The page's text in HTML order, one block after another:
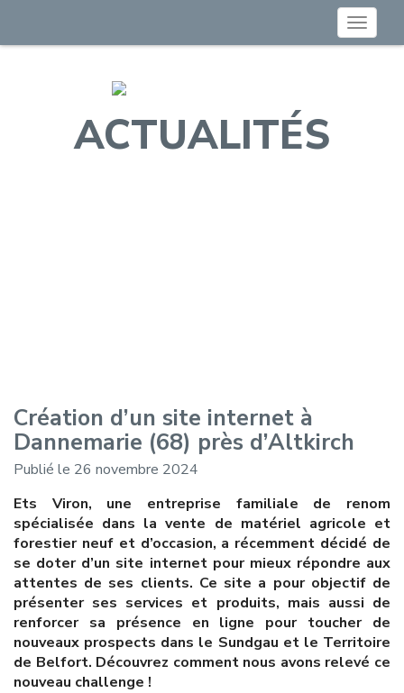
Toggle
ACTUALITÉS
Création d’un site internet à
Dannemarie (68) près d’Altkirch
Publié le 26 novembre 2024
Ets Viron, une entreprise familiale de renom
spécialisée dans la vente de matériel agricole et
forestier neuf et d’occasion, a récemment décidé de
se doter d’un site internet pour mieux répondre aux
attentes de ses clients. Ce site a pour objectif de
présenter ses services et produits, mais aussi de
renforcer sa présence en ligne pour toucher de
nouveaux prospects dans le Sundgau et le Territoire
de Belfort. Découvrez comment nous avons relevé ce
nouveau challenge !